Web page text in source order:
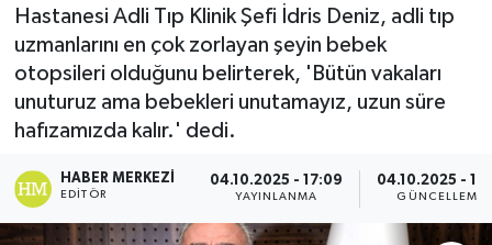
Hastanesi Adli Tıp Klinik Şefi İdris Deniz, adli tıp
uzmanlarını en çok zorlayan şeyin bebek
otopsileri olduğunu belirterek, 'Bütün vakaları
unuturuz ama bebekleri unutamayız, uzun süre
hafızamızda kalır.' dedi.
HABER MERKEZI
EDITÖR
04.10.2025 - 17:09
YAYINLANMA
04.10.2025 -
GÜNCELLEME
EĞİTİM
EKONOMİ
Haber Arşivi